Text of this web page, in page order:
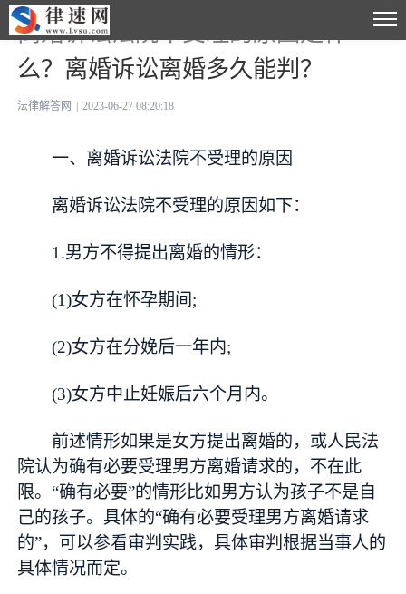
离婚诉讼法院不受理的原因是什
么？离婚诉讼离婚多久能判？
法律解答网 2023-06-27 08:20:18
一、离婚诉讼法院不受理的原因
离婚诉讼法院不受理的原因如下：
1.男方不得提出离婚的情形：
(1)女方在怀孕期间;
(2)女方在分娩后一年内;
(3)女方中止妊娠后六个月内。
前述情形如果是女方提出离婚的，或人民法
院认为确有必要受理男方离婚请求的，不在此
限。“确有必要”的情形比如男方认为孩子不是自
己的孩子。具体的“确有必要受理男方离婚请求
的”，可以参看审判实践，具体审判根据当事人的
具体情况而定。